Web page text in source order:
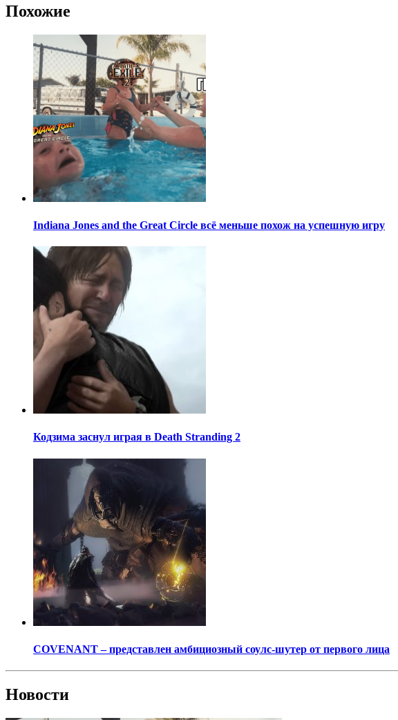
Похожие
Indiana Jones and the Great Circle всё меньше похож на успешную игру
Кодзима заснул играя в Death Stranding 2
COVENANT – представлен амбициозный соулс-шутер от первого лица
Новости